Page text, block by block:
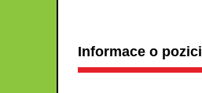
Informace o pozici